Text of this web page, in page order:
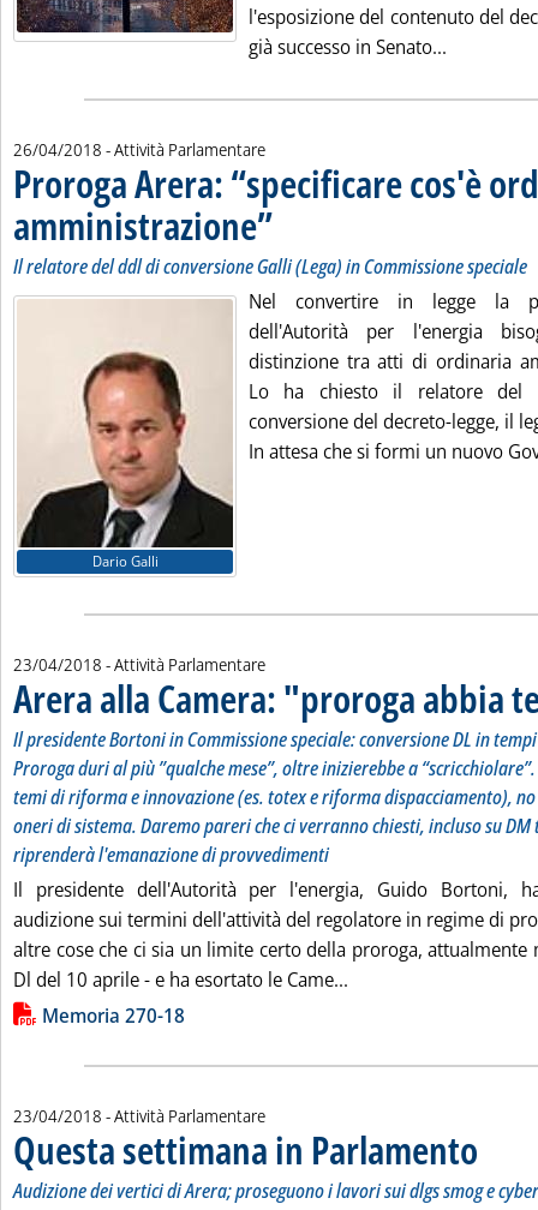
l'esposizione del contenuto del
già successo in Senato...
26/04/2018 - Attività Parlamentare
Proroga Arera: “specificare cos'è
amministrazione”. Sottotitolo: Il relatore del ddl di conversione
. Pubblicata giovedì 26 aprile 2018 alle 12.35.
Il relatore del ddl di conversione Galli (Lega) in Commissione speciale
Dario Galli
Nel convertire in legge la
dell'Autorità per l'energia
distinzione tra atti di ordinaria
Lo ha chiesto il relatore del
conversione del decreto-legge, il
In attesa che si formi un nuovo
23/04/2018 - Attività Parlamentare
Arera alla Camera: "proroga abbia
Il presidente Bortoni in Commissione speciale: conversione DL in
Proroga duri al più ”qualche mese”, oltre inizierebbe a
temi di riforma e innovazione (es. totex e riforma dispacciamento),
oneri di sistema. Daremo pareri che ci verranno chiesti, incluso su
riprenderà l'emanazione di provvedimenti
Il presidente dell'Autorità per l'energia, Guido Bortoni,
audizione sui termini dell'attività del regolatore in regime di
altre cose che ci sia un limite certo della proroga, attualmente
Dl del 10 aprile - e ha esortato le Came...
Lista allegati PDF alla notizia
Memoria 270-18
23/04/2018 - Attività Parlamentare
Questa settimana in Parlamento
Audizione dei vertici di Arera; proseguono i lavori sui dlgs smog e